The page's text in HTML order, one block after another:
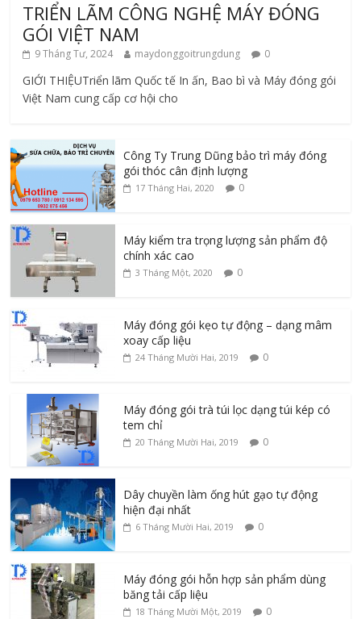
TRIỂN LÃM CÔNG NGHỆ MÁY ĐÓNG
GÓI VIỆT NAM
9 Tháng Tư, 2024 maydonggoitrungdung 0
GIỚI THIỆUTriển lãm Quốc tế In ấn, Bao bì và Máy đóng gói
Việt Nam cung cấp cơ hội cho
Công Ty Trung Dũng bảo trì máy đóng
gói thóc cân định lượng
17 Tháng Hai, 2020 0
Máy kiểm tra trọng lượng sản phẩm độ
chính xác cao
3 Tháng Một, 2020 0
Máy đóng gói kẹo tự động – dạng mâm
xoay cấp liệu
24 Tháng Mười Hai, 2019 0
Máy đóng gói trà túi lọc dạng túi kép có
tem chỉ
20 Tháng Mười Hai, 2019 0
Dây chuyền làm ống hút gạo tự động
hiện đại nhất
6 Tháng Mười Hai, 2019 0
Máy đóng gói hỗn hợp sản phẩm dùng
băng tải cấp liệu
18 Tháng Mười Một, 2019 0